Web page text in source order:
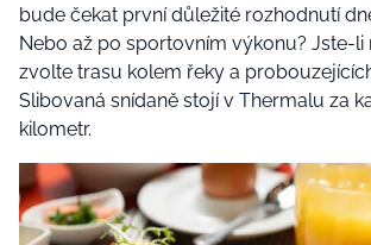
bude čekat první důležité rozhodnutí
Nebo až po sportovním výkonu? Jste-li
zvolte trasu kolem řeky a
Slibovaná snídaně stojí v Thermalu za
kilometr.